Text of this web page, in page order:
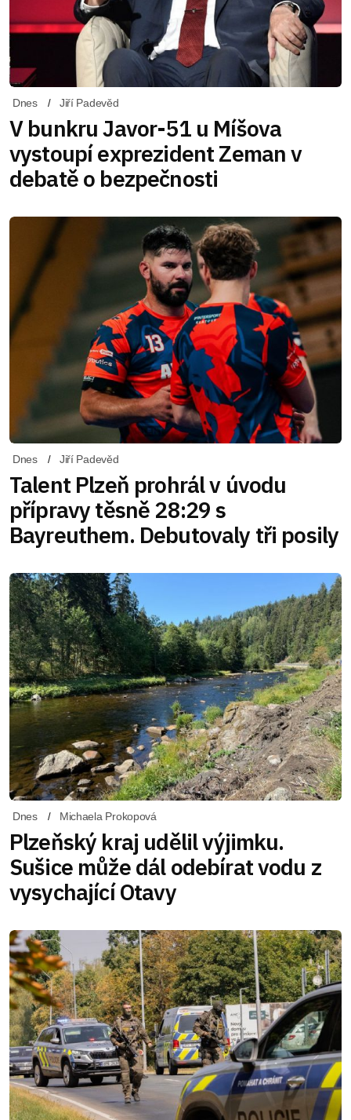
Dnes Jiří Padevěd
V bunkru Javor-51 u Míšova
vystoupí exprezident Zeman v
debatě o bezpečnosti
Dnes Jiří Padevěd
Talent Plzeň prohrál v úvodu
přípravy těsně 28:29 s
Bayreuthem. Debutovaly tři posily
Dnes Michaela Prokopová
Plzeňský kraj udělil výjimku.
Sušice může dál odebírat vodu z
vysychající Otavy